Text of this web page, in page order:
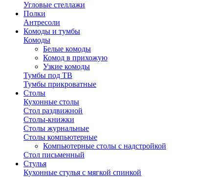
Угловые стеллажи
Полки
Антресоли
Комоды и тумбы
Комоды
Белые комоды
Комод в прихожую
Узкие комоды
Тумбы под ТВ
Тумбы прикроватные
Столы
Кухонные столы
Стол раздвижной
Столы-книжки
Столы журнальные
Столы компьютерные
Компьютерные столы с надстройкой
Стол письменный
Стулья
Кухонные стулья с мягкой спинкой